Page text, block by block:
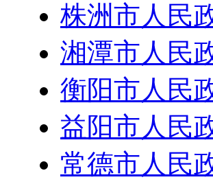
株洲市人民
湘潭市人民
衡阳市人民
益阳市人民
常德市人民